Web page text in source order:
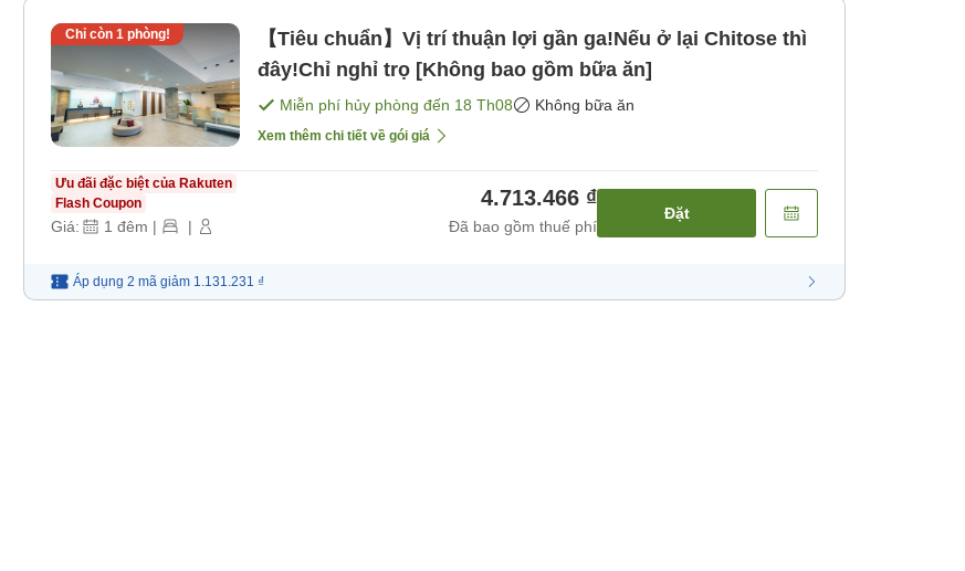
Chỉ còn 1phòng!
【Tiêu chuẩn】Vị trí thuận lợi gần ga!Nếu ở lại Chitose thì
đây!Chỉ nghỉ trọ [Không bao gồm bữa ăn]
Miễn phí hủy phòng đến 18 Th08 Không bữa ăn
Xem thêm chi tiết về gói giá
Ưu đãi đặc biệt của Rakuten
Flash Coupon
Giá: 1 đêm | |
4.713.466 ₫
Đã bao gồm thuế phí
Đặt
Áp dụng 2 mã giảm 1.131.231 ₫